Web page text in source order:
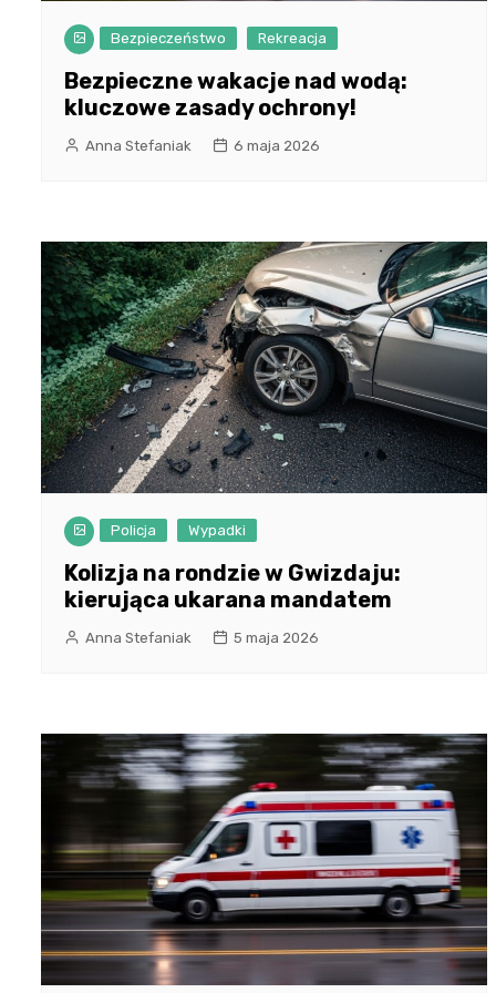
Bezpieczeństwo Rekreacja
Bezpieczne wakacje nad wodą:
kluczowe zasady ochrony!
Anna Stefaniak 6 maja 2026
Policja Wypadki
Kolizja na rondzie w Gwizdaju:
kierująca ukarana mandatem
Anna Stefaniak 5 maja 2026